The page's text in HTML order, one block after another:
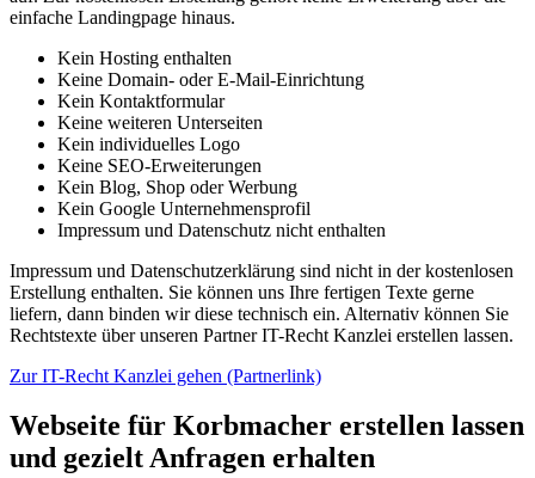
einfache Landingpage hinaus.
Kein Hosting enthalten
Keine Domain- oder E-Mail-Einrichtung
Kein Kontaktformular
Keine weiteren Unterseiten
Kein individuelles Logo
Keine SEO-Erweiterungen
Kein Blog, Shop oder Werbung
Kein Google Unternehmensprofil
Impressum und Datenschutz nicht enthalten
Impressum und Datenschutzerklärung sind nicht in der kostenlosen
Erstellung enthalten. Sie können uns Ihre fertigen Texte gerne
liefern, dann binden wir diese technisch ein. Alternativ können Sie
Rechtstexte über unseren Partner IT-Recht Kanzlei erstellen lassen.
Zur IT-Recht Kanzlei gehen (Partnerlink)
Webseite für Korbmacher erstellen lassen
und gezielt Anfragen erhalten